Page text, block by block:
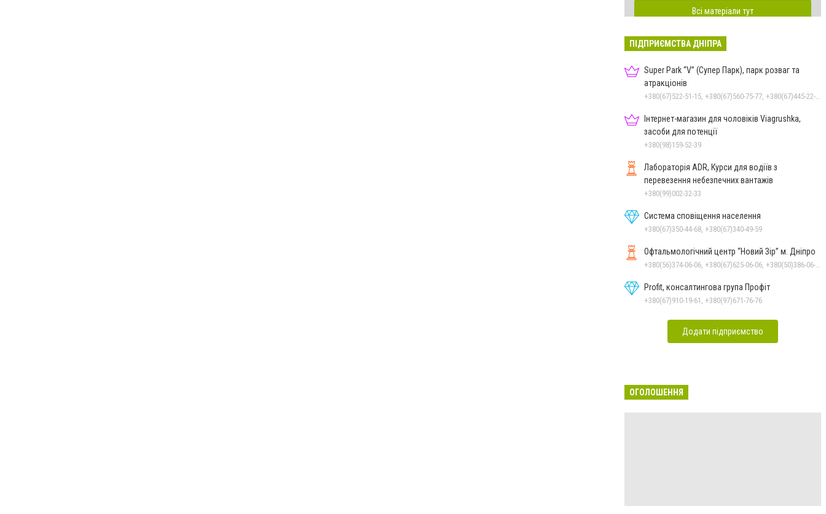
Всі матеріали тут
ПІДПРИЄМСТВА ДНІПРА
Super Park “V” (Супер Парк), парк розваг та
атракціонів
Інтернет-магазин для чоловіків Viagrushka,
засоби для потенції
+380(98)159-52-39
Лабораторія ADR, Курси для водіїв з
перевезення небезпечних вантажів
+380(99)002-32-33
Система сповіщення населення
+380(67)350-44-68, +380(67)340-49-59
Офтальмологічний центр “Новий Зір” м. Дніпро
Profit, консалтингова група Профіт
+380(67)910-19-61, +380(97)671-76-76
Додати підприємство
ОГОЛОШЕННЯ